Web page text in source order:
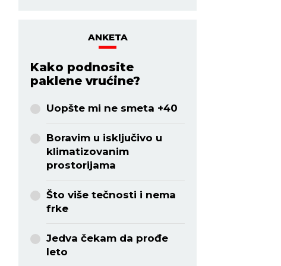
ANKETA
Kako podnosite
paklene vrućine?
Uopšte mi ne smeta +40
Boravim u isključivo u
klimatizovanim
prostorijama
Što više tečnosti i nema
frke
Jedva čekam da prođe
leto